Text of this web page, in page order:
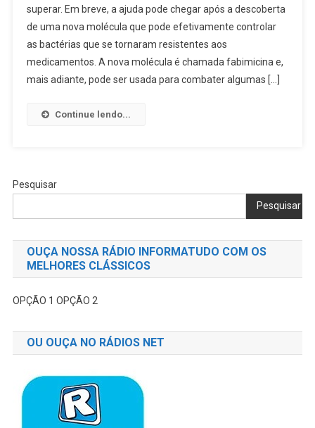
#COMBATE
Mais
#300
superar. Em breve, a ajuda pode chegar após a descoberta
de uma nova molécula que pode efetivamente controlar
as bactérias que se tornaram resistentes aos
medicamentos. A nova molécula é chamada fabimicina e,
mais adiante, pode ser usada para combater algumas […]
Continue lendo...
Pesquisar
Pesquisar
OUÇA NOSSA RÁDIO INFORMATUDO COM OS
MELHORES CLÁSSICOS
OPÇÃO 1 OPÇÃO 2
OU OUÇA NO RÁDIOS NET